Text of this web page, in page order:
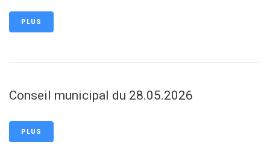
PLUS
Conseil municipal du 28.05.2026
PLUS